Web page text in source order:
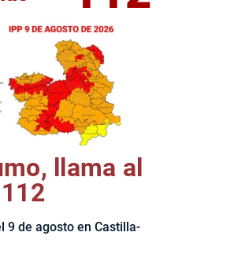
llama al
9 de agosto en Castilla-